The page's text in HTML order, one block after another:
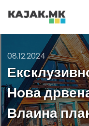
08.12.2024
Нова
Влаина